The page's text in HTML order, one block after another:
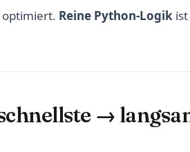
optimiert. Reine Python-Logik
→